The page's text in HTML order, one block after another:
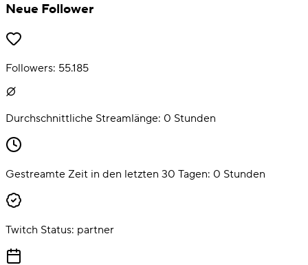
Neue Follower
Followers: 55.185
Durchschnittliche Streamlänge: 0 Stunden
Gestreamte Zeit in den letzten 30 Tagen: 0 Stunden
Twitch Status: partner